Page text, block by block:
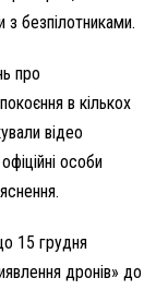
безпілотниками.
про
в кількох
відео
особи
15 грудня
дронів» до